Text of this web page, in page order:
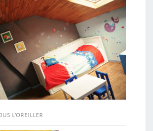
l’oreiller